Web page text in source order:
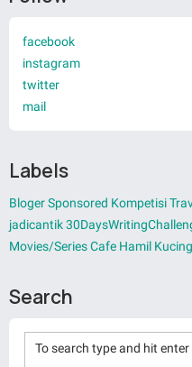
facebook
instagram
twitter
mail
Labels
BlogerSponsored Kompetisi
jadicantik
Movies/SeriesCafe Hamil
Search